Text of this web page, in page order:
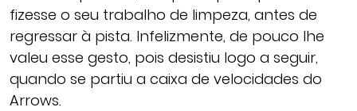
fizesse o seu trabalho de limpeza, antes de
regressar à pista. Infelizmente, de pouco lhe
valeu esse gesto, pois desistiu logo a seguir,
quando se partiu a caixa de velocidades do
Arrows.